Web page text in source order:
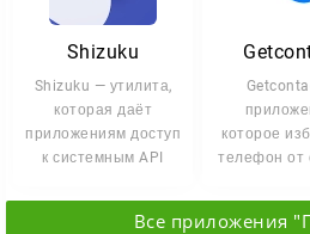
Shizuku
Shizuku — утилита,
которая даёт
приложениям доступ
к системным API
прав. Она
которое
телефон от
Все приложения